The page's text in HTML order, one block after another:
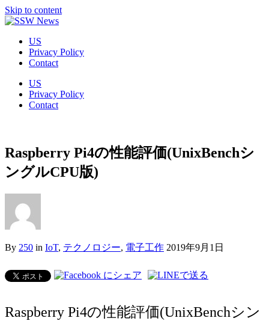
Skip to content
US
Privacy Policy
Contact
US
Privacy Policy
Contact
Raspberry Pi4の性能評価(UnixBenchシ
ングルCPU版)
By 250 in IoT, テクノロジー, 電子工作 2019年9月1日
Raspberry Pi4の性能評価(UnixBenchシン